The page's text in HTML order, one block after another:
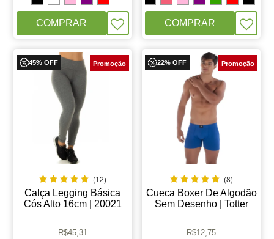
COMPRAR COMPRAR
45% OFF
(12)
Calça Legging Básica
Cós Alto 16cm | 20021
R$45,31
22% OFF
(8)
Cueca Boxer De Algodão
Sem Desenho | Totter
R$12,75